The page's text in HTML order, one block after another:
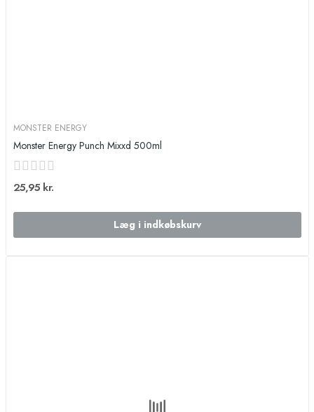
MONSTER ENERGY
Monster Energy Punch Mixxd 500ml
25,95 kr.
Læg i indkøbskurv